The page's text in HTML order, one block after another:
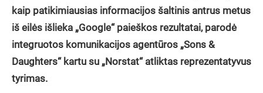
kaip patikimiausias informacijos šaltinis antrus metus
iš eilės išlieka „Google“ paieškos rezultatai, parodė
integruotos komunikacijos agentūros „Sons &
Daughters“ kartu su „Norstat“ atliktas reprezentatyvus
tyrimas.